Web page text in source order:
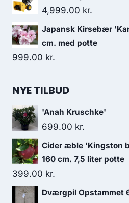
4,999.00 kr.
Japansk Kirsebær
cm. med potte
999.00 kr.
NYE TILBUD
'Anah Kruschke'
699.00 kr.
Cider æble 'Kingston
160 cm. 7,5 liter potte
399.00 kr.
Dværgpil Opstammet